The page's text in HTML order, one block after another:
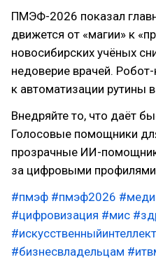
ПМЭФ-2026 показал
движется от «магии» к
новосибирских учёных
недоверие врачей.
к автоматизации рутины в
Внедряйте то, что даёт
Голосовые помощники
прозрачные ИИ-
за цифровыми профилями
#пмэф #пмэф2026
#цифровизация #мис
#искусственныйинтеллект
#бизнесвладельцам